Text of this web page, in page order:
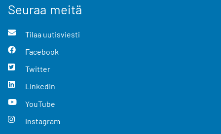
Seuraa meitä
Tilaa uutisviesti
Facebook
Twitter
LinkedIn
YouTube
Instagram